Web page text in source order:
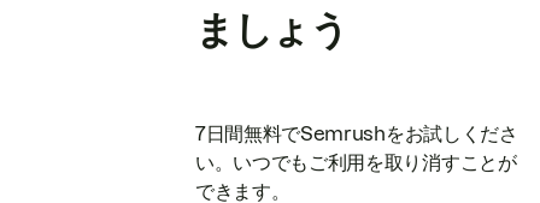
ましょう
7日間無料でSemrushをお試しくださ
い。いつでもご利用を取り消すことが
できます。